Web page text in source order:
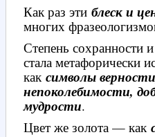
Как раз эти блеск и
многих
Степень сохранности
стала метафорически
как символы
непоколебимости,
мудрости.
Цвет же золота — как